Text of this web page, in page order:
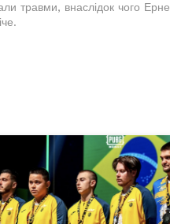
травми, внаслідок чого